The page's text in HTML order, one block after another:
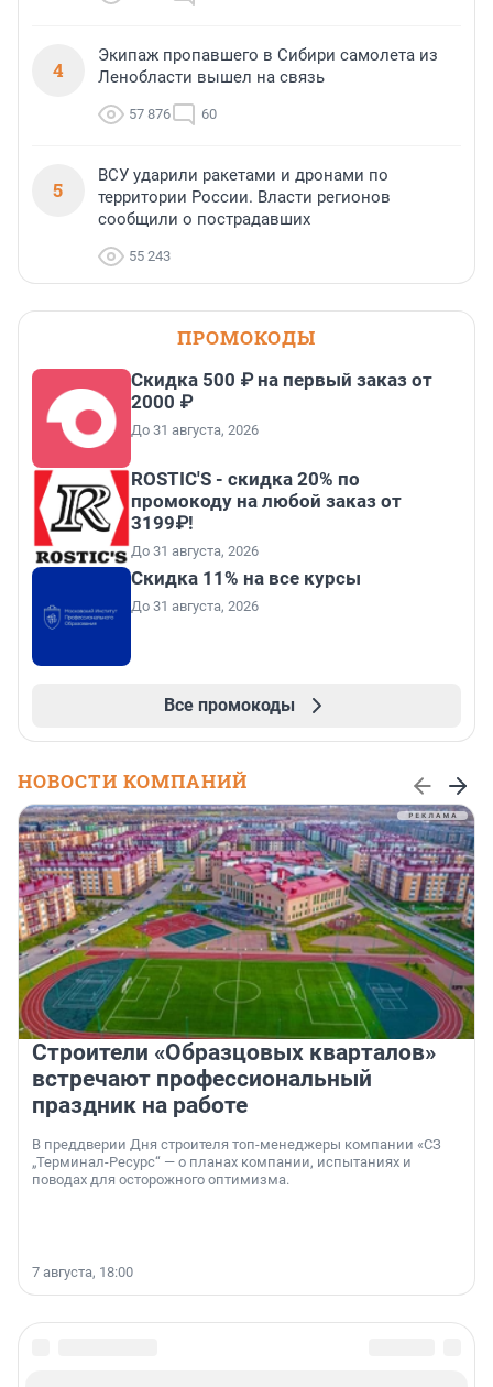
4
Экипаж пропавшего в Сибири самолета из
Ленобласти вышел на связь
57 876 60
5
ВСУ ударили ракетами и дронами по
территории России. Власти регионов
сообщили о пострадавших
55 243
ПРОМОКОДЫ
Скидка 500 ₽ на первый заказ от
2000 ₽
До 31 августа, 2026
ROSTIC'S - скидка 20% по
промокоду на любой заказ от
3199₽!
До 31 августа, 2026
Скидка 11% на все курсы
До 31 августа, 2026
Все промокоды
НОВОСТИ КОМПАНИЙ
Строители «Образцовых кварталов»
встречают профессиональный
праздник на работе
В преддверии Дня строителя топ-менеджеры компании «СЗ
„Терминал-Ресурс“ — о планах компании, испытаниях и
поводах для осторожного оптимизма.
7 августа, 18:00